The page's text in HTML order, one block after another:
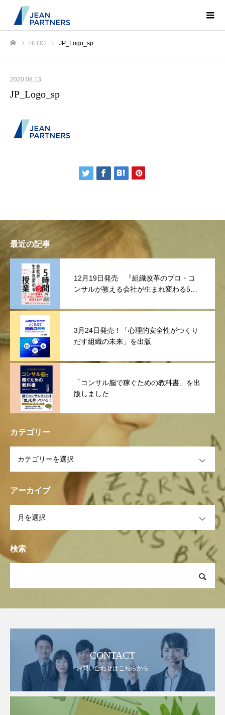
BLOG JP_Logo_sp
2020.08.13
JP_Logo_sp
最近の記事
12月19日発売 『組織改革のプロ・コ
ンサルが教える会社が生まれ変わる5時
3月24日発売！「心理的安全性がつくり
だす組織の未来」を出版
「コンサル脳で稼ぐための教科書」を出
版しました
カテゴリー
アーカイブ
検索
CONTACT
お問い合わせはこちらから